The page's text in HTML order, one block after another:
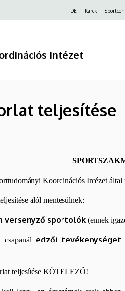
DE Karok
Intézet
teljesítése
Koordinációs Intézet
alól mentesülnek:
versenyző sportolók (ennek
edzői tevékenységet
teljesítése KÖTELEZŐ!